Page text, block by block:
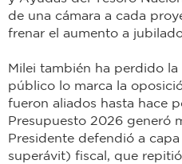
de una cámara a cada
frenar el aumento a
Milei también ha perdido
público lo marca la
fueron aliados hasta hace
Presupuesto 2026 generó
Presidente defendió a
superávit) fiscal, que